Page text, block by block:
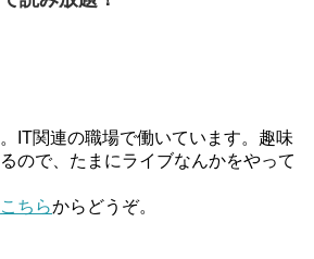
IT関連の職場で働いています。趣味
ので、たまにライブなんかをやって
こちらからどうぞ。